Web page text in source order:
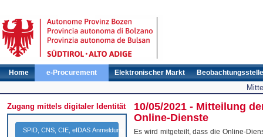
Home e-Procurement Elektronischer Markt Beobachtungsstelle
Zugang mittels digitaler Identität
SPID, CNS, CIE, eIDAS Anmeldung
10/05/2021 - Mitteilung
Online-Dienste
Es wird mitgeteilt, dass die Online-